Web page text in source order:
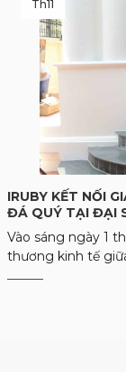
Th11
IRUBY KẾT NỐI
ĐÁ QUÝ TẠI ĐẠI
Vào sáng ngày 1
thương kinh tế